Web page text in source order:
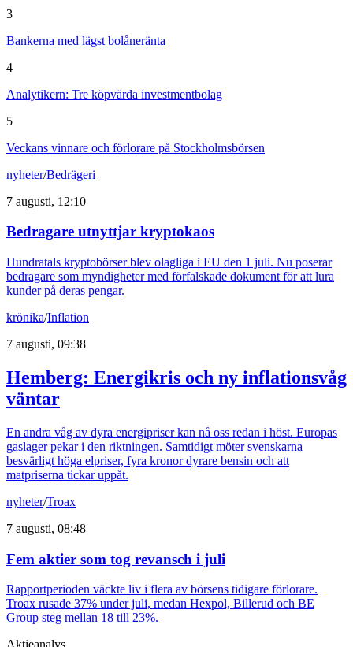
3
Bankerna med lägst bolåneränta
4
Analytikern: Tre köpvärda investmentbolag
5
Veckans vinnare och förlorare på Stockholmsbörsen
nyheter/Bedrägeri
7 augusti, 12:10
Bedragare utnyttjar kryptokaos
Hundratals kryptobörser blev olagliga i EU den 1 juli. Nu poserar
bedragare som myndigheter med förfalskade dokument för att lura
kunder på deras pengar.
krönika/Inflation
7 augusti, 09:38
Hemberg: Energikris och ny inflationsvåg
väntar
En andra våg av dyra energipriser kan nå oss redan i höst. Europas
gaslager pekar i den riktningen. Samtidigt möter svenskarna
besvärligt höga elpriser, fyra kronor dyrare bensin och att
matpriserna tickar uppåt.
nyheter/Troax
7 augusti, 08:48
Fem aktier som tog revansch i juli
Rapportperioden väckte liv i flera av börsens tidigare förlorare.
Troax rusade 37% under juli, medan Hexpol, Billerud och BE
Group steg mellan 18 till 23%.